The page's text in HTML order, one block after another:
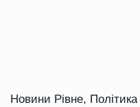
Новини Рівне, Політика